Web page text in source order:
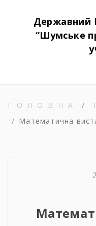
Державний
“Шумське
ГОЛОВНА
Математична